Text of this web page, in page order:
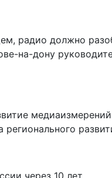
радио должно
на-дону